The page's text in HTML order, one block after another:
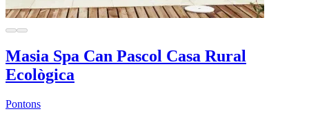
Masia Spa Can Pascol Casa Rural
Ecològica
Pontons